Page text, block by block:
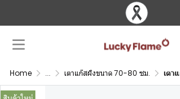
Home ... เตาแก๊สฝังขนาด 70-80 ซม. เตาแก๊